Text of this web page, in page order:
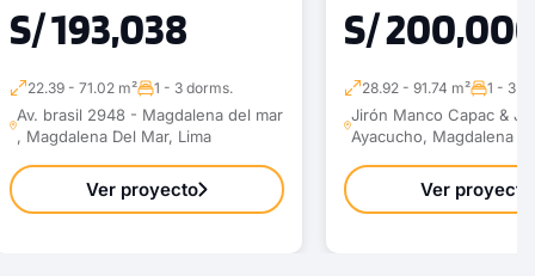
S/ 193,038
22.39 - 71.02 m² 1 - 3 dorms.
Av. brasil 2948 - Magdalena del mar
, Magdalena Del Mar, Lima
Ver proyecto
S/
28.92 - 91.74 m² 1 - 3
Jirón Manco Capac &
Ayacucho, Magdalena
Ver proyecto